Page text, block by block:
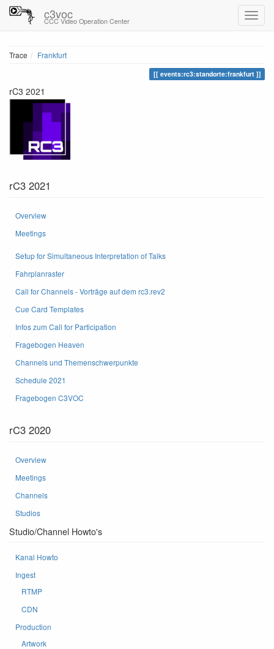
c3voc
CCC Video Operation Center
Trace Frankfurt
events:rc3:standorte:frankfurt
rC3 2021
rC3 2021
Overview
Meetings
Setup for Simultaneous Interpretation of Talks
Fahrplanraster
Call for Channels - Vorträge auf dem rc3.rev2
Cue Card Templates
Infos zum Call for Participation
Fragebogen Heaven
Channels und Themenschwerpunkte
Schedule 2021
Fragebogen C3VOC
rC3 2020
Overview
Meetings
Channels
Studios
Studio/Channel Howto's
Kanal Howto
Ingest
RTMP
CDN
Production
Artwork